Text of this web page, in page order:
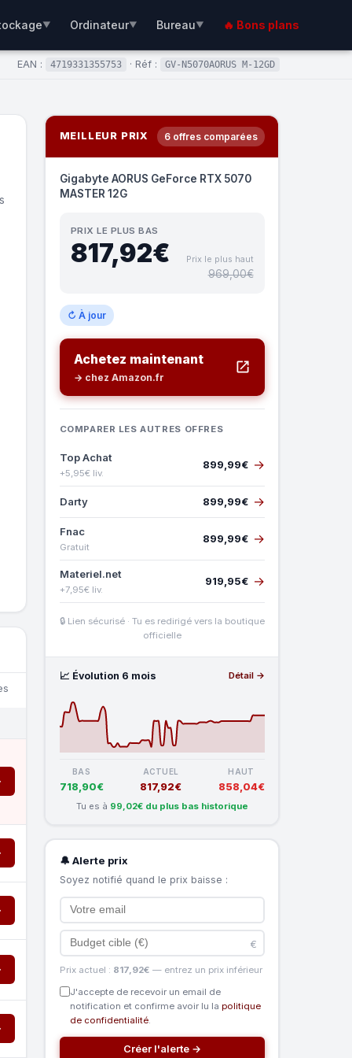
▼ Ordinateur▼ Bureau▼ 🔥 Bons plans
EAN : 4719331355753 · Réf : GV-N5070AORUS M-12GD
MEILLEUR PRIX 6 offres comparées
Gigabyte AORUS GeForce RTX 5070
MASTER 12G
PRIX LE PLUS BAS
817,92€ Prix le plus haut
969,00€
↻ À jour
Achetez maintenant
→ chez Amazon.fr
COMPARER LES AUTRES OFFRES
Top Achat
+5,95€ liv.
899,99€ →
Darty 899,99€ →
Fnac
Gratuit
899,99€ →
Materiel.net
+7,95€ liv.
919,95€ →
🔒 Lien sécurisé · Tu es redirigé vers la boutique
officielle
📈 Évolution 6 mois Détail →
BAS
718,90€
ACTUEL
817,92€
HAUT
858,04€
Tu es à 99,02€ du plus bas historique
🔔 Alerte prix
Soyez notifié quand le prix baisse :
€
Prix actuel : 817,92€ — entrez un prix inférieur
J'accepte de recevoir un email de
notification et confirme avoir lu la politique
de confidentialité.
Créer l'alerte →